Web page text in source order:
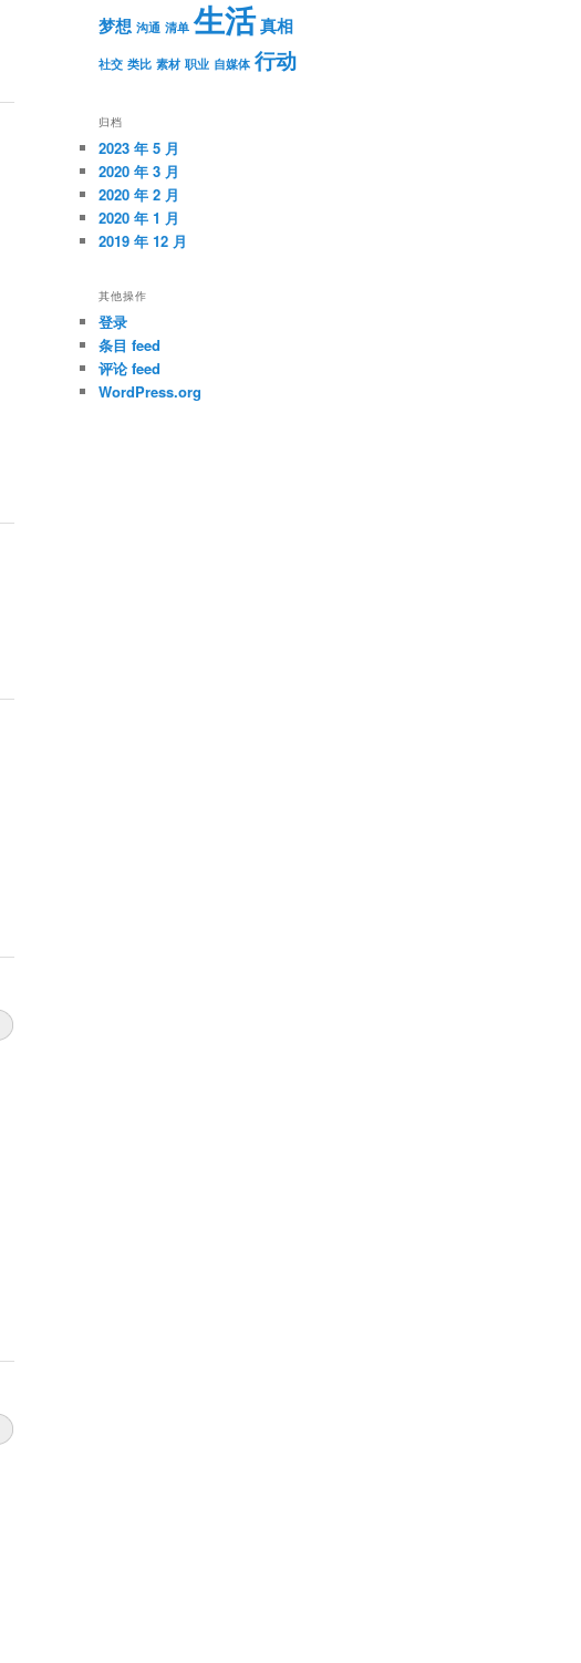
梦想 沟通 清单 生活真相
社交 类比 素材 职业 自媒体 行动
归档
2023 年 5 月
2020 年 3 月
2020 年 2 月
2020 年 1 月
2019 年 12 月
其他操作
登录
条目 feed
评论 feed
WordPress.org